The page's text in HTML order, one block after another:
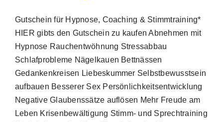
Gutschein für Hypnose, Coaching & Stimmtraining*
HIER gibts den Gutschein zu kaufen Abnehmen mit
Hypnose Rauchentwöhnung Stressabbau
Schlafprobleme Nägelkauen Bettnässen
Gedankenkreisen Liebeskummer Selbstbewusstsein
aufbauen Besserer Sex Persönlichkeitsentwicklung
Negative Glaubenssätze auflösen Mehr Freude am
Leben Krisenbewältigung Stimm- und Sprechtraining